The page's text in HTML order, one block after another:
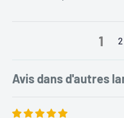
1 2
Avis dans d'autres